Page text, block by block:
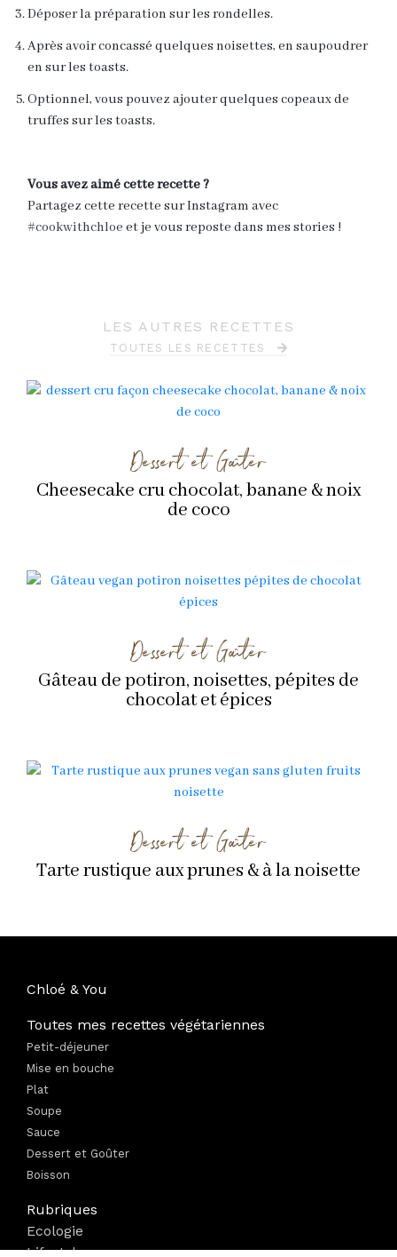
Déposer la préparation sur les rondelles.
Après avoir concassé quelques noisettes, en saupoudrer
en sur les toasts.
Optionnel, vous pouvez ajouter quelques copeaux de
truffes sur les toasts.
Vous avez aimé cette recette ?
Partagez cette recette sur Instagram avec
#cookwithchloe et je vous reposte dans mes stories !
LES AUTRES RECETTES
TOUTES LES RECETTES
Dessert et Goûter
Cheesecake cru chocolat, banane & noix
de coco
Dessert et Goûter
Gâteau de potiron, noisettes, pépites de
chocolat et épices
Dessert et Goûter
Tarte rustique aux prunes & à la noisette
Chloé & You
Toutes mes recettes végétariennes
Petit-déjeuner
Mise en bouche
Plat
Soupe
Sauce
Dessert et Goûter
Boisson
Rubriques
Ecologie
Lifestyle